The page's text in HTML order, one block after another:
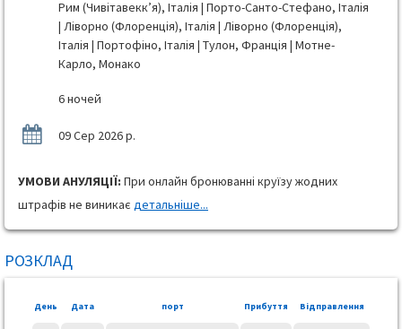
Рим (Чивітавекк’я), Італія | Порто-Санто-Стефано, Італія
| Ліворно (Флоренція), Італія | Ліворно (Флоренція),
Італія | Портофіно, Італія | Тулон, Франція | Мотне-
Карло, Монако
6 ночей
09 Сер 2026 р.
УМОВИ АНУЛЯЦІЇ: При онлайн бронюванні круїзу жодних
штрафів не виникає детальніше...
РОЗКЛАД
День Дата порт Прибуття Відправлення